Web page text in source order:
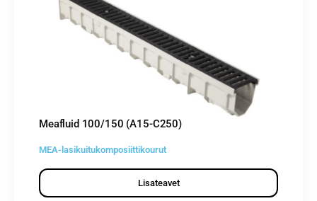
Meafluid 100/150 (A15-C250)
MEA-lasikuitukomposiittikourut
Lisateavet